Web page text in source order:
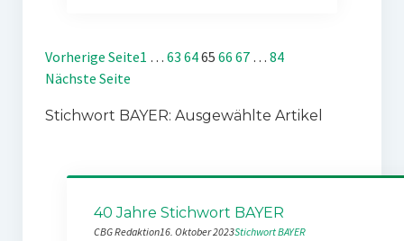
Vorherige Seite1 … 63 6465 66 67 … 84
Nächste Seite
Stichwort BAYER: Ausgewählte Artikel
40 Jahre Stichwort BAYER
CBG Redaktion16. Oktober 2023Stichwort BAYER